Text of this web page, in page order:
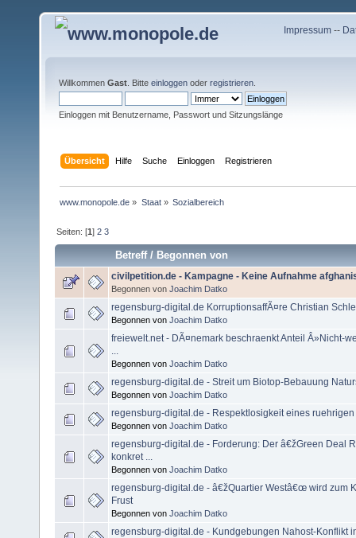
Impressum--
Willkommen Gast . Bitte einloggen oder registrieren
Einloggen mit Benutzername, Passwort und Sitzungslänge
Übersicht Hilfe Suche Einloggen Registrieren
www.monopole.de » Staat» Sozialbereich
Seiten: [1]2 3
Betreff/Begonnen von
civilpetition.de - Kampagne - Keine Aufnahme
Begonnen von Joachim Datko
regensburg-digital.de KorruptionsaffÃ¤re Christian
Begonnen von Joachim Datko
freiewelt.net - DÃ¤nemark beschraenkt Anteil Â»Nicht-
Begonnen von Joachim Datko
regensburg-digital.de - Streit um Biotop-Bebauung
Begonnen von Joachim Datko
regensburg-digital.de - Respektlosigkeit eines
Begonnen von Joachim Datko
regensburg-digital.de - Forderung: Der â€žGreen Deal
konkret ...
Begonnen von Joachim Datko
regensburg-digital.de - â€žQuartier Westâ€œ wird zum
Frust
Begonnen von Joachim Datko
regensburg-digital.de - Kundgebungen Nahost-Konflikt